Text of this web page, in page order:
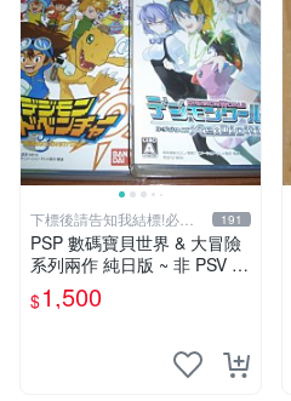
下標後請告知我結標!必看
關於我
191
PSP 數碼寶貝世界 & 大冒險
系列兩作 純日版 ~ 非 PSV P
S_VITA PS4 中文 新秩序 網
路偵探
$1,500